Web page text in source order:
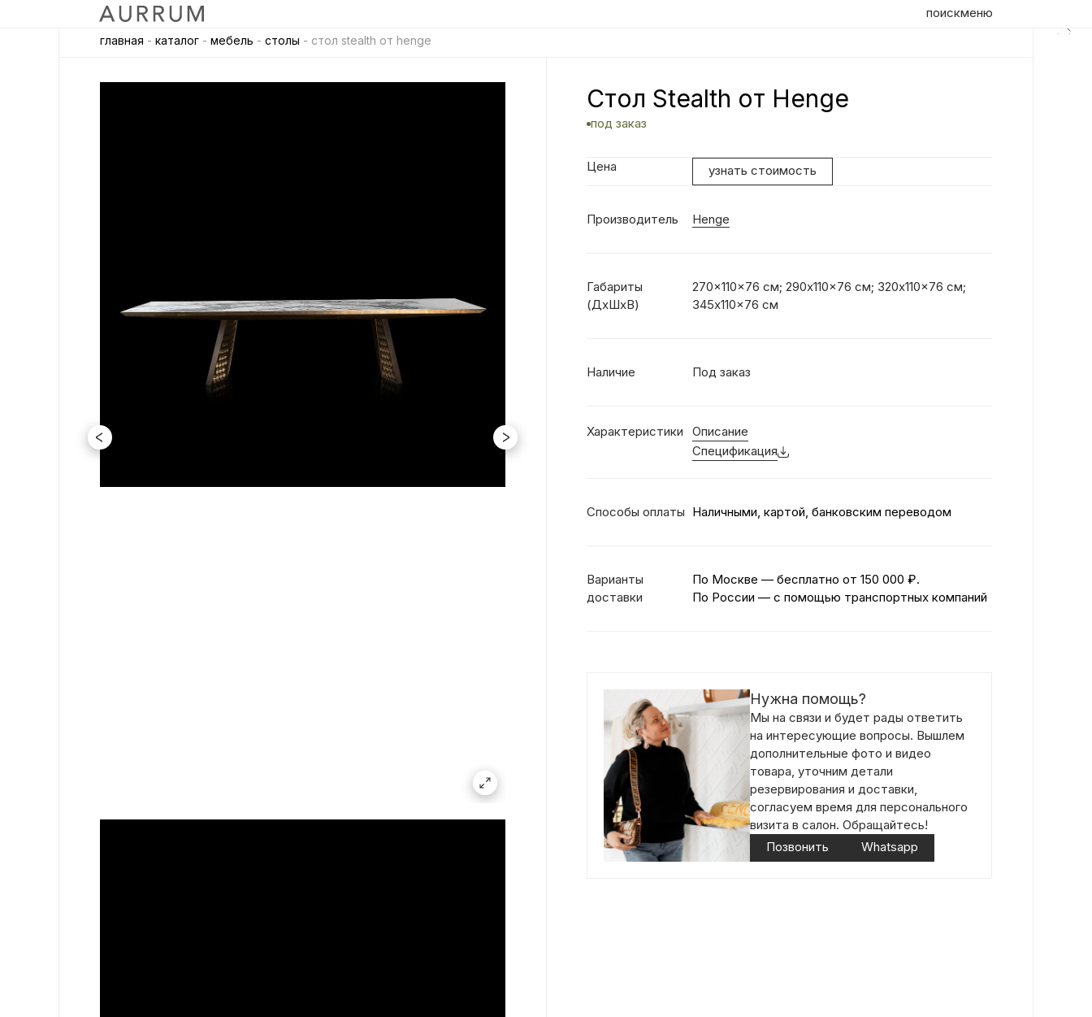
поискменю
главная - каталог - мебель - столы - стол stealth от henge
Стол Stealth от Henge
под заказ
Цена узнать стоимость
Производитель Henge
Габариты
(ДхШхВ)
270x110x76 см; 290x110x76 см; 320x110x76 см;
345x110x76 см
Наличие Под заказ
Характеристики
Описание
Спецификация
Способы оплаты Наличными, картой, банковским переводом
Варианты
доставки
По Москве — бесплатно от 150 000 ₽.
По России — с помощью транспортных компаний
Нужна помощь?
Мы на связи и будет рады ответить
на интересующие вопросы. Вышлем
дополнительные фото и видео
товара, уточним детали
резервирования и доставки,
согласуем время для персонального
визита в салон. Обращайтесь!
Позвонить
Whatsapp